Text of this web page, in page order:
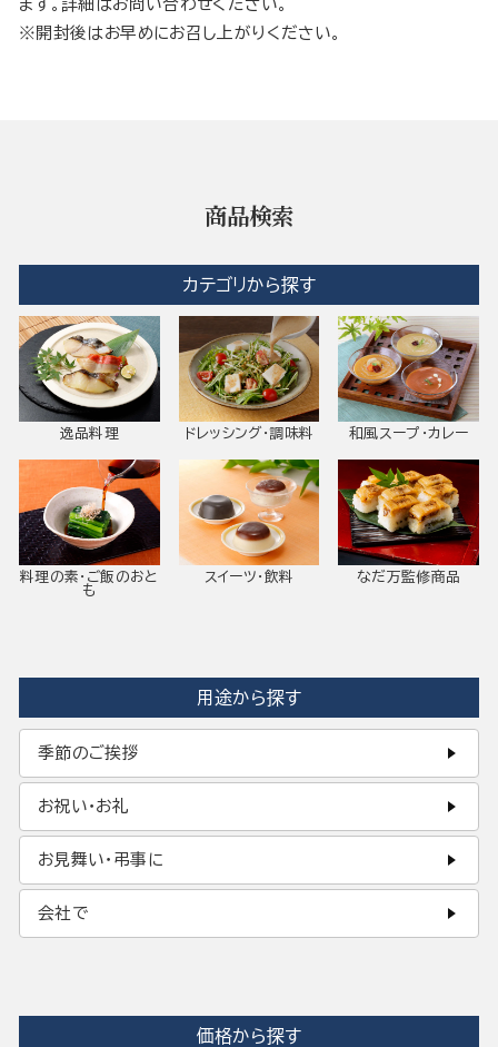
ます。詳細はお問い合わせください。
※開封後はお早めにお召し上がりください。
商品検索
カテゴリから探す
逸品料理 ドレッシング・調味料 和風スープ・カレー
料理の素・ご飯のおと
も
スイーツ・飲料 なだ万監修商品
用途から探す
季節のご挨拶
お祝い・お礼
お見舞い・弔事に
会社で
価格から探す